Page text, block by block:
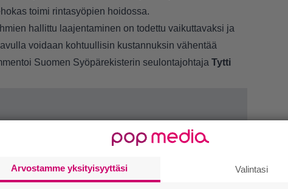
toimi rintasyöpien hoidossa.
hallittu laajentaminen on todettu vaikuttavaksi ja
voidaan kohtuullisin kustannuksin vähentää
Suomen Syöpärekisterin seulontajohtaja Tytti
Arvostamme yksityisyyttäsi Valintasi